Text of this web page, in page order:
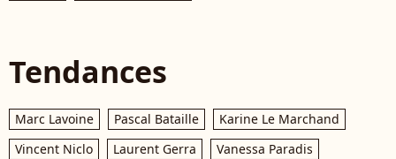
Tendances
Marc Lavoine Pascal Bataille
Karine Le Marchand
Vincent Niclo
Laurent Gerra
Vanessa Paradis